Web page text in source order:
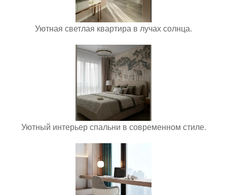
Уютная светлая квартира в лучах солнца.
Уютный интерьер спальни в современном стиле.